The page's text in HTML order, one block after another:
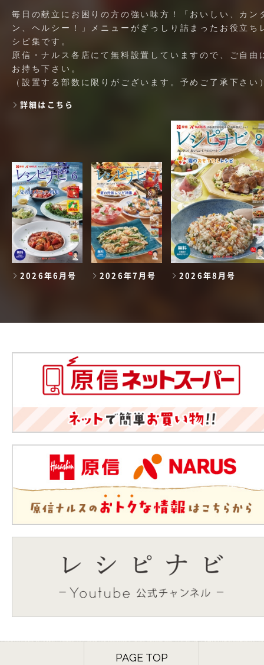
毎日の献立にお困りの方の強い味方！「おいしい、カン
ン、ヘルシー！」メニューがぎっしり詰まったお役立ち
シピ集です。
原信・ナルス各店にて無料設置していますので、ご自由
お持ち下さい。
（設置する部数に限りがございます。予めご了承下さい
詳細はこちら
2026年6月号 2026年7月号 2026年8月号
PAGE TOP